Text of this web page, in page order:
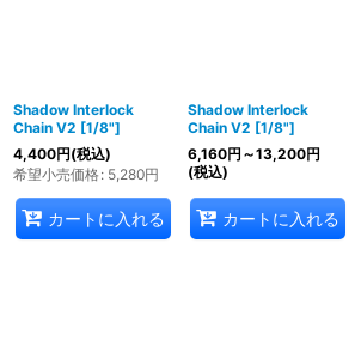
Shadow Interlock
Chain V2 [1/8"]
4,400円(税込)
希望小売価格: 5,280円
カートに入れる
Shadow Interlock
Chain V2 [1/8"]
6,160円 ～13,200円
(税込)
カートに入れる